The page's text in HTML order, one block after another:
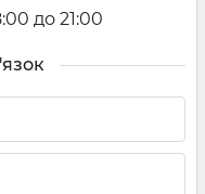
до 21:00